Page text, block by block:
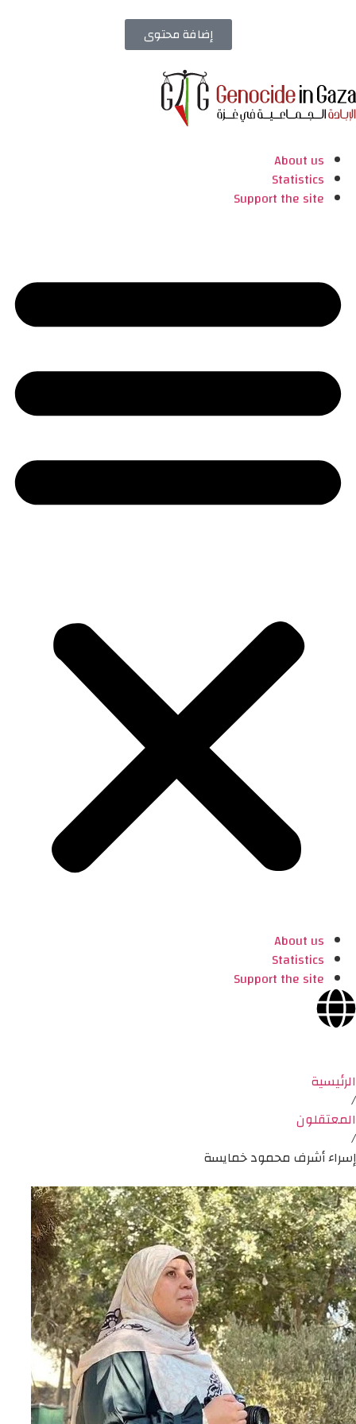
إضافة محتوى
About us
Statistics
Support the site
About us
Statistics
Support the site
الرئيسية
/
المعتقلون
/
إسراء أشرف محمود خمايسة